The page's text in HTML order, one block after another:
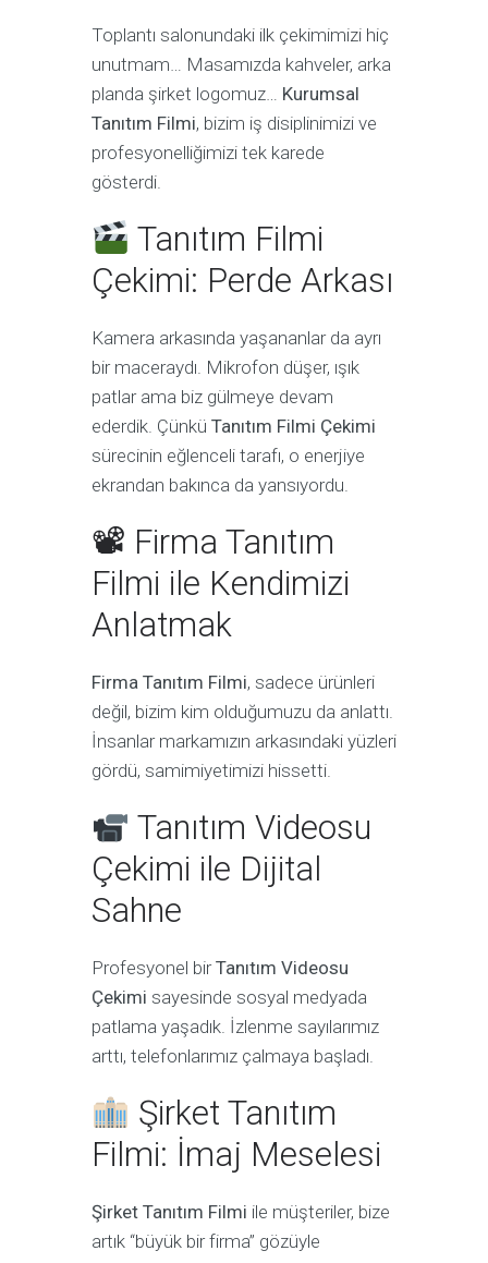
Toplantı salonundaki ilk çekimimizi hiç
unutmam… Masamızda kahveler, arka
planda şirket logomuz… Kurumsal
Tanıtım Filmi, bizim iş disiplinimizi ve
profesyonelliğimizi tek karede
gösterdi.
Tanıtım Filmi
Çekimi: Perde Arkası
Kamera arkasında yaşananlar da ayrı
bir maceraydı. Mikrofon düşer, ışık
patlar ama biz gülmeye devam
ederdik. Çünkü Tanıtım Filmi Çekimi
sürecinin eğlenceli tarafı, o enerjiye
ekrandan bakınca da yansıyordu.
📽 Firma Tanıtım
Filmi ile Kendimizi
Anlatmak
Firma Tanıtım Filmi, sadece ürünleri
değil, bizim kim olduğumuzu da anlattı.
İnsanlar markamızın arkasındaki yüzleri
gördü, samimiyetimizi hissetti.
Tanıtım Videosu
Çekimi ile Dijital
Sahne
Profesyonel birTanıtım Videosu
Çekimi sayesinde sosyal medyada
patlama yaşadık. İzlenme sayılarımız
arttı, telefonlarımız çalmaya başladı.
Şirket Tanıtım
Filmi: İmaj Meselesi
Şirket Tanıtım Filmi ile müşteriler, bize
artık “büyük bir firma” gözüyle